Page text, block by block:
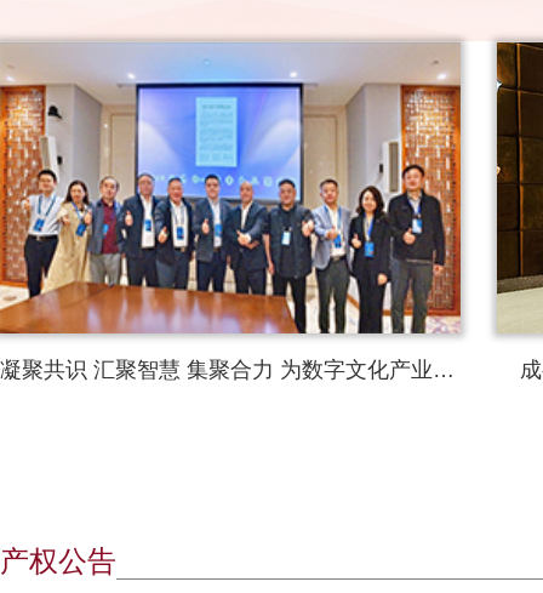
凝聚共识 汇聚智慧 集聚合力 为数字文化产业发展添能蓄势
产权公告